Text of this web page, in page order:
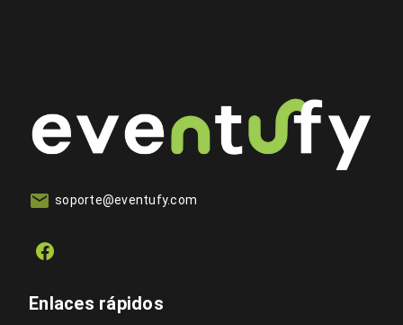
soporte@eventufy.com
Enlaces rápidos